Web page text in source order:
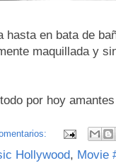
hasta en bata de
maquillada y
por hoy
Hollywood, Movie